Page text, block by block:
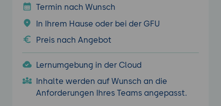
Termin nach Wunsch
In Ihrem Hause oder bei der GFU
Preis nach Angebot
Lernumgebung in der Cloud
Inhalte werden auf Wunsch an die
Anforderungen Ihres Teams angepasst.